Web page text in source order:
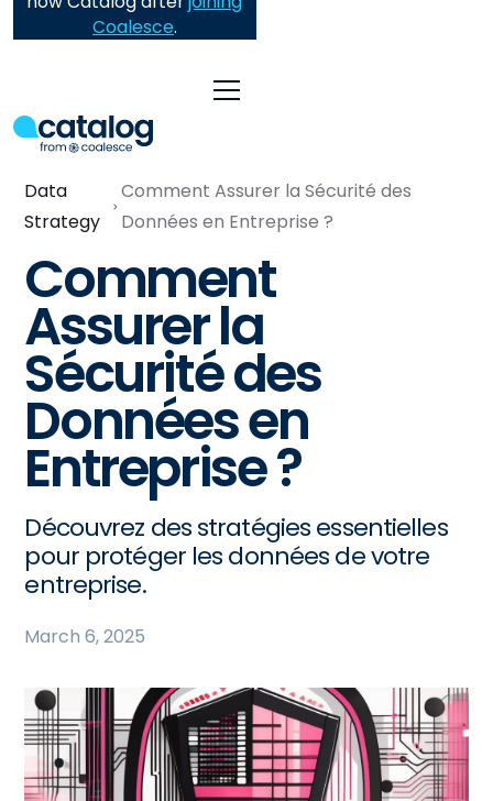
Coalesce.
Data
Strategy
Comment Assurer la Sécurité des
Données en Entreprise ?
Comment
Assurer la
Sécurité des
Données en
Entreprise ?
Découvrez des stratégies essentielles
pour protéger les données de votre
entreprise.
March 6, 2025